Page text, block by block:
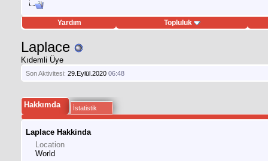
Yardım Topluluk
hilesi
Laplace
Kıdemli Üye
Son Aktivitesi: 29.Eylül.2020 06:48
Hakkımda İstatistik
Laplace Hakkinda
Location
World